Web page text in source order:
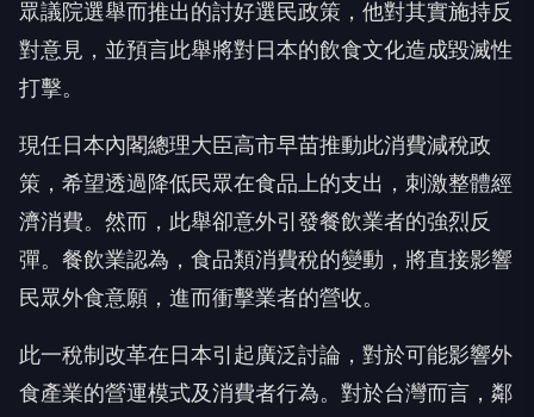
眾議院選舉而推出的討好選民政策，他對其實施持反
對意見，並預言此舉將對日本的飲食文化造成毀滅性
打擊。
現任日本內閣總理大臣高市早苗推動此消費減稅政
策，希望透過降低民眾在食品上的支出，刺激整體經
濟消費。然而，此舉卻意外引發餐飲業者的強烈反
彈。餐飲業認為，食品類消費稅的變動，將直接影響
民眾外食意願，進而衝擊業者的營收。
此一稅制改革在日本引起廣泛討論，對於可能影響外
食產業的營運模式及消費者行為。對於台灣而言，鄰